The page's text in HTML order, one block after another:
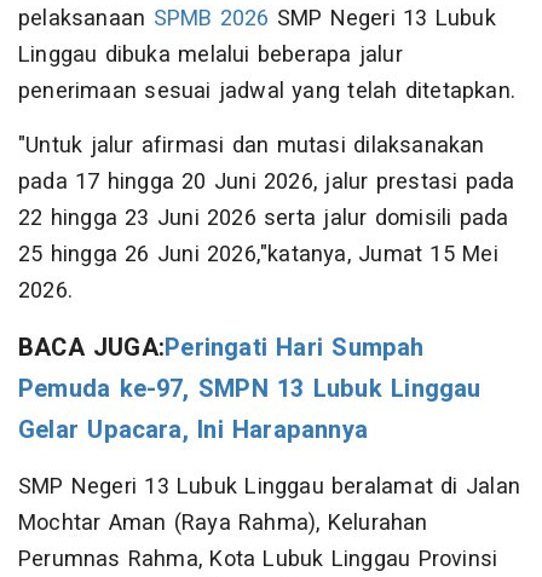
pelaksanaan SPMB 2026 SMP Negeri 13 Lubuk
Linggau dibuka melalui beberapa jalur
penerimaan sesuai jadwal yang telah ditetapkan.
"Untuk jalur afirmasi dan mutasi dilaksanakan
pada 17 hingga 20 Juni 2026, jalur prestasi pada
22 hingga 23 Juni 2026 serta jalur domisili pada
25 hingga 26 Juni 2026,"katanya, Jumat 15 Mei
2026.
BACA JUGA:Peringati Hari Sumpah
Pemuda ke-97, SMPN 13 Lubuk Linggau
Gelar Upacara, Ini Harapannya
SMP Negeri 13 Lubuk Linggau beralamat di Jalan
Mochtar Aman (Raya Rahma), Kelurahan
Perumnas Rahma, Kota Lubuk Linggau Provinsi